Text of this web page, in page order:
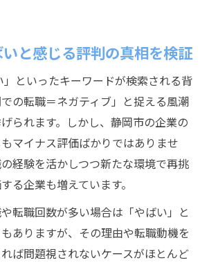
と感じる評判の真相を検証
」といったキーワードが検索される背
の転職＝ネガティブ」と捉える風潮
られます。しかし、静岡市の企業の
マイナス評価ばかりではありませ
経験を活かしつつ新たな環境で再挑
る企業も増えています。
転職回数が多い場合は「やばい」と
ありますが、その理由や転職動機を
ば問題視されないケースがほとんど